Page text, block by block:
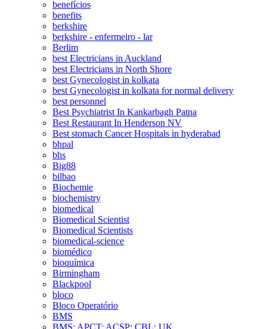
benefícios
benefits
berkshire
berkshire - enfermeiro - lar
Berlim
best Electricians in Auckland
best Electricians in North Shore
best Gynecologist in kolkata
best Gynecologist in kolkata for normal delivery
best personnel
Best Psychiatrist In Kankarbagh Patna
Best Restaurant In Henderson NV
Best stomach Cancer Hospitals in hyderabad
bhpal
bhs
Big88
bilbao
Biochemie
biochemistry
biomedical
Biomedical Scientist
Biomedical Scientists
biomedical-science
biomédico
bioquímica
Birmingham
Blackpool
bloco
Bloco Operatório
BMS
BMS; APCT; ACSP; CBL; UK